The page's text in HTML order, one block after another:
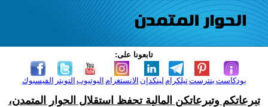
تابعونا على:
الفيسبوك التويتر اليوتيوب الانستغرام لينكدإن تيلكرامبنترست بودكاست
تبرعاتكم وتبرعاتكن المالية تحفظ استقلال الحوار المتمدن،